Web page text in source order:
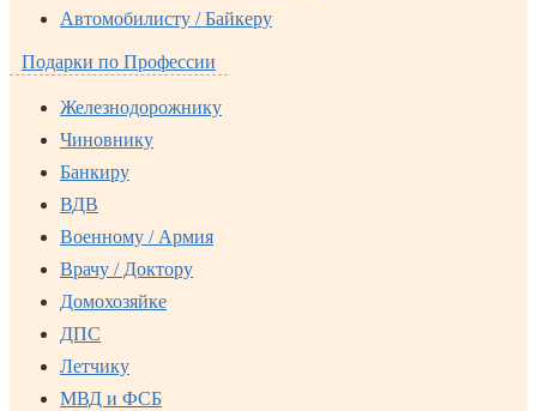
Автомобилисту / Байкеру
Подарки по Профессии
Железнодорожнику
Чиновнику
Банкиру
ВДВ
Военному / Армия
Врачу / Доктору
Домохозяйке
ДПС
Летчику
МВД и ФСБ